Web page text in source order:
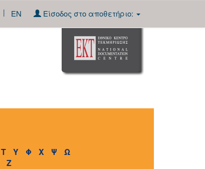
| EN Είσοδος στο αποθετήριο:
Τ Υ Φ Χ Ψ
Ω
Z